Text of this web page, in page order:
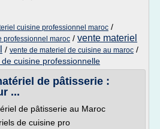
cuisine professionnel maroc /
professionnel maroc / vente materiel
/ vente de materiel de cuisine au maroc /
cuisine professionnelle
de pâtisserie :
...
de pâtisserie au Maroc
de cuisine pro